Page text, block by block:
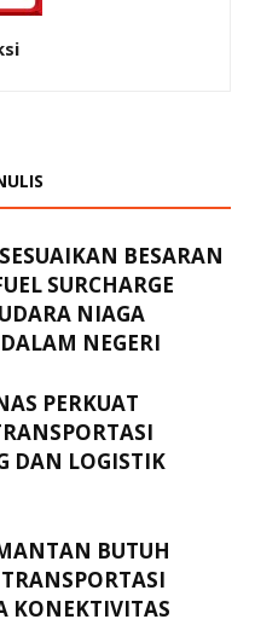
BESARAN
SURCHARGE
NIAGA
NEGERI
PERKUAT
DAN LOGISTIK
BUTUH
KONEKTIVITAS